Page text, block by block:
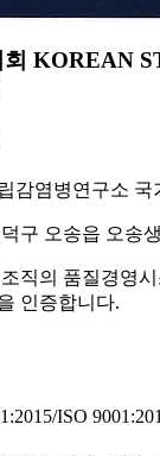
KOREAN
감염병연구소 국
구 오송읍 오송
직의 품질경영
인증합니다.
ISO